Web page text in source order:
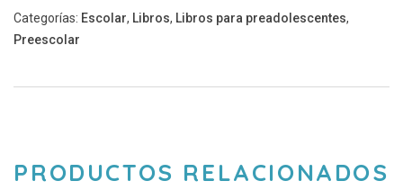
Categorías: Escolar, Libros, Libros para preadolescentes,
Preescolar
PRODUCTOS RELACIONADOS